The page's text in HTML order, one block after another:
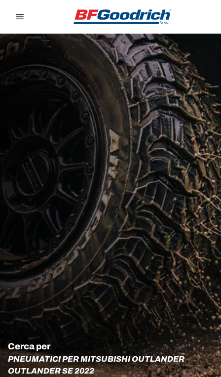
Cerca per
PNEUMATICI PER MITSUBISHI OUTLANDER
OUTLANDER SE 2022